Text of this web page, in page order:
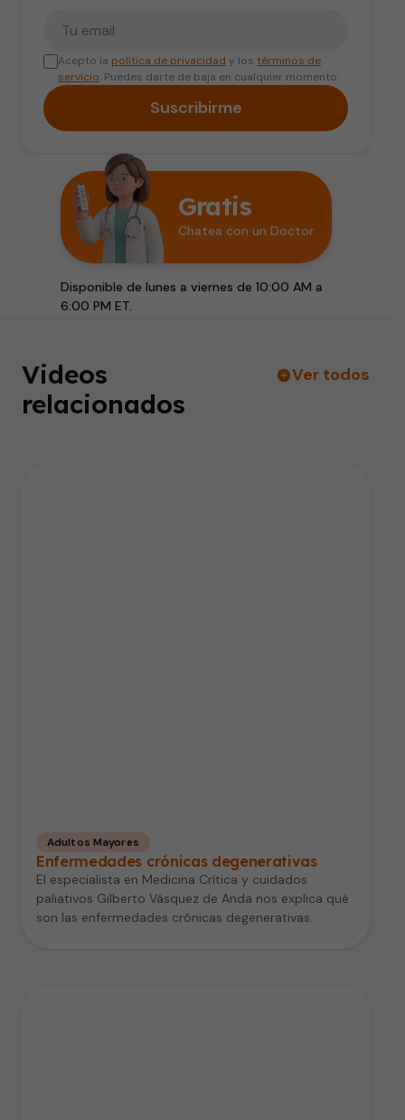
Acepto la política de privacidad y los términos de
servicio. Puedes darte de baja en cualquier momento.
Suscribirme
Gratis
Chatea con un Doctor
Disponible de lunes a viernes de 10:00 AM a
6:00 PM ET.
Videos
relacionados
Ver todos
Adultos Mayores
Enfermedades crónicas degenerativas
El especialista en Medicina Crítica y cuidados
paliativos Gilberto Vásquez de Anda nos explica qué
son las enfermedades crónicas degenerativas.